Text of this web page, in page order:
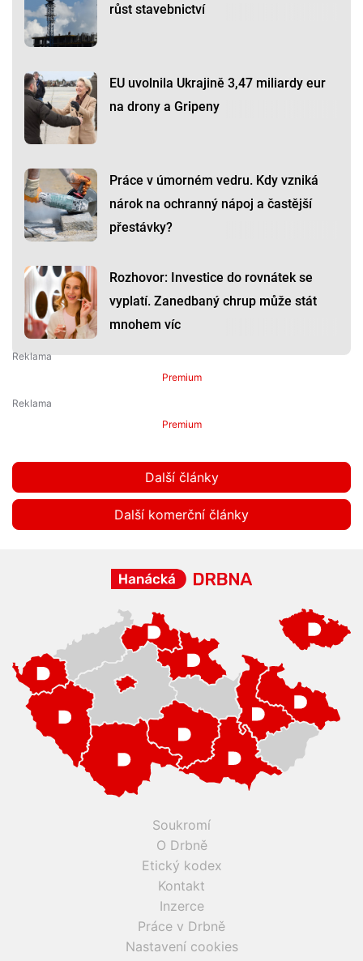
růst stavebnictví
EU uvolnila Ukrajině 3,47 miliardy eur
na drony a Gripeny
Práce v úmorném vedru. Kdy vzniká
nárok na ochranný nápoj a častější
přestávky?
Rozhovor: Investice do rovnátek se
vyplatí. Zanedbaný chrup může stát
mnohem víc
Premium
Premium
Další články
Další komerční články
Soukromí
O Drbně
Etický kodex
Kontakt
Inzerce
Práce v Drbně
Nastavení cookies